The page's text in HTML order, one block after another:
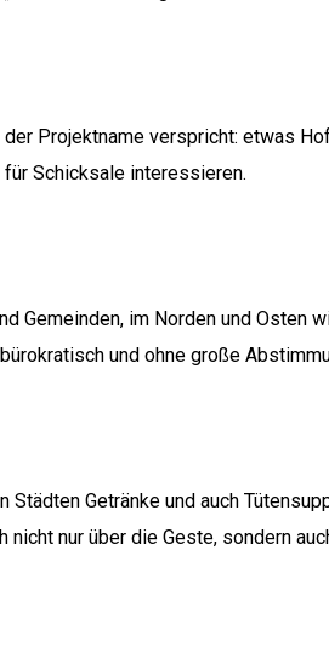
Projektname verspricht: etwas
Schicksale interessieren.
Gemeinden, im Norden und Osten
und ohne große
Getränke und auch
nur über die Geste, sondern